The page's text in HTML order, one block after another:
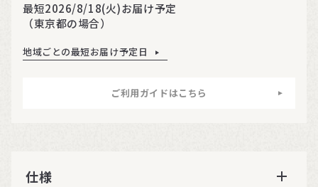
最短2026/8/18(火)お届け予定
（東京都の場合）
地域ごとの最短お届け予定日
ご利用ガイドはこちら
仕様